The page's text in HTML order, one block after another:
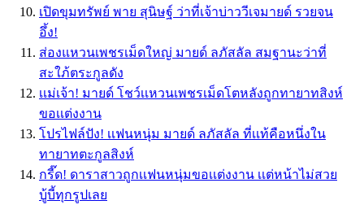
เปิดขุมทรัพย์ พาย สุนิษฐ์ ว่าที่เจ้าบ่าววีเจมายด์ รวยจน
อึ้ง!
ส่องแหวนเพชรเม็ดใหญ่ มายด์ ลภัสลัล สมฐานะว่าที่
สะใภ้ตระกูลดัง
เเม่เจ้า! มายด์ โชว์เเหวนเพชรเม็ดโตหลังถูกทายาทสิงห์
ขอเเต่งงาน
โปรไฟล์ปัง! เเฟนหนุ่ม มายด์ ลภัสลัล ที่เเท้คือหนึ่งใน
ทายาทตะกูลสิงห์
กรี๊ด! ดาราสาวถูกเเฟนหนุ่มขอเเต่งงาน เเต่หน้าไม่สวย
บู้บี้ทุกรูปเลย